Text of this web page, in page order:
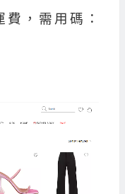
，需用碼：